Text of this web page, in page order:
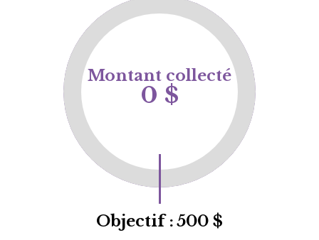
Montant collecté
0 $
Objectif :500 $